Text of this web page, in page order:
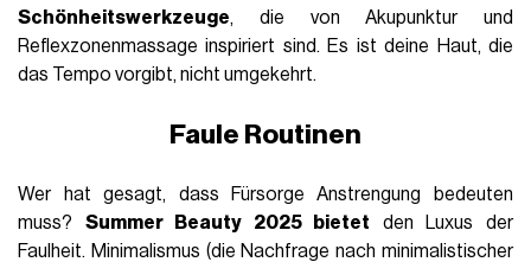
Schönheitswerkzeuge, die von Akupunktur und
Reflexzonenmassage inspiriert sind. Es ist deine Haut, die
das Tempo vorgibt, nicht umgekehrt.
Faule Routinen
Wer hat gesagt, dass Fürsorge Anstrengung bedeuten
muss? Summer Beauty 2025 bietet den Luxus der
Faulheit. Minimalismus (die Nachfrage nach minimalistischer